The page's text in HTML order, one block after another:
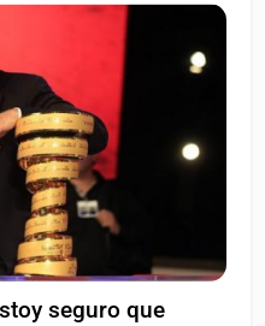
seguro que